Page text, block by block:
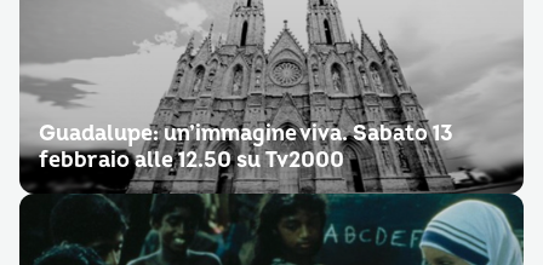
Guadalupe: un’immagine viva. Sabato 13
febbraio alle 12.50 su Tv2000